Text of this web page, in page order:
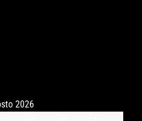
2026